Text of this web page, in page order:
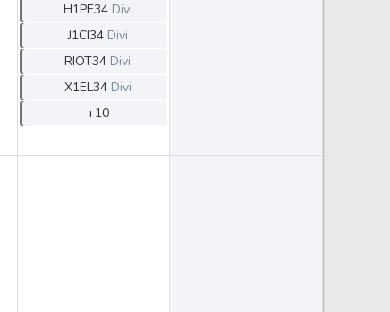
H1PE34 Divi
J1CI34 Divi
RIOT34 Divi
X1EL34 Divi
+10